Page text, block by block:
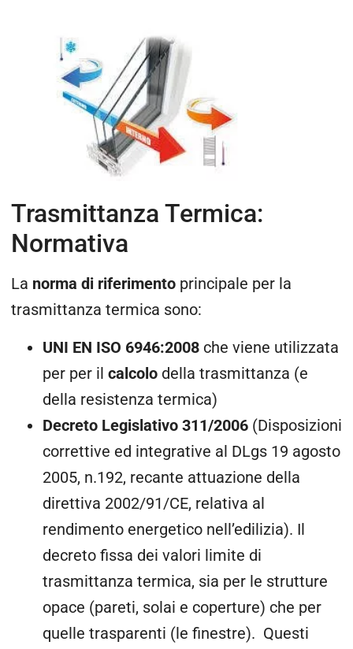
Trasmittanza Termica:
Normativa
La norma di riferimento principale per la
trasmittanza termica sono:
UNI EN ISO 6946:2008 che viene utilizzata
per per il calcolo della trasmittanza (e
della resistenza termica)
Decreto Legislativo 311/2006 (Disposizioni
correttive ed integrative al DLgs 19 agosto
2005, n.192, recante attuazione della
direttiva 2002/91/CE, relativa al
rendimento energetico nell’edilizia). Il
decreto fissa dei valori limite di
trasmittanza termica, sia per le strutture
opace (pareti, solai e coperture) che per
quelle trasparenti (le finestre). Questi